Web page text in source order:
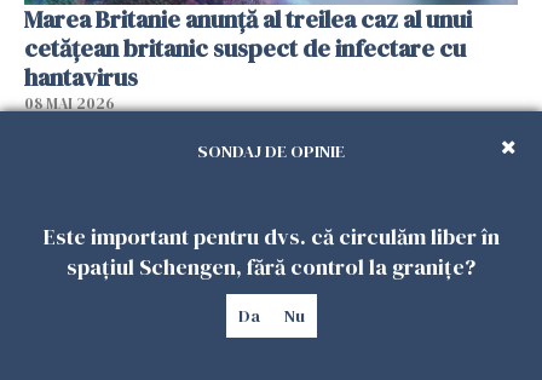
Marea Britanie anunţă al treilea caz al unui
cetăţean britanic suspect de infectare cu
hantavirus
08 MAI 2026
SONDAJ DE OPINIE
Este important pentru dvs. că circulăm liber în
spațiul Schengen, fără control la granițe?
Da Nu